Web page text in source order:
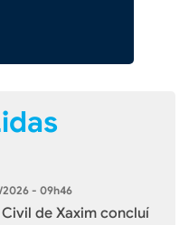
- 09h46
de Xaxim concluí